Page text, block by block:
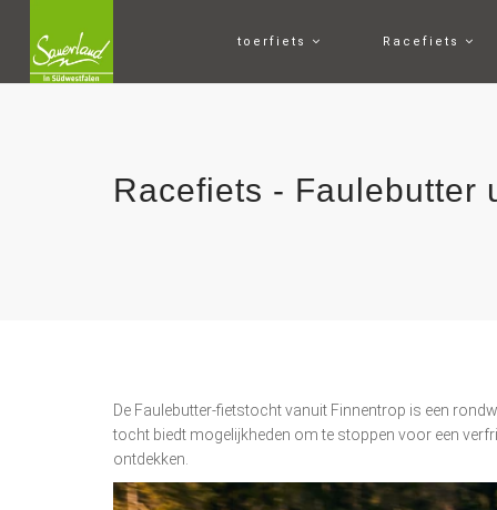
toerfiets Racefiets
Racefiets - Faulebutter
De Faulebutter-fietstocht vanuit Finnentrop is een
tocht biedt mogelijkheden om te stoppen voor een
ontdekken.